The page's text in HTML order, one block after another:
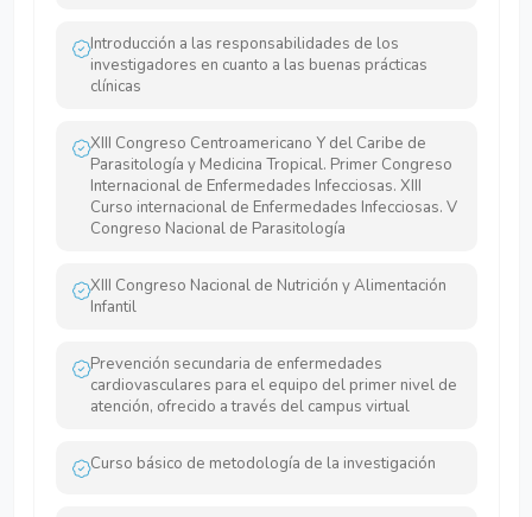
Introducción a las responsabilidades de los
investigadores en cuanto a las buenas prácticas
clínicas
XIII Congreso Centroamericano Y del Caribe de
Parasitología y Medicina Tropical. Primer Congreso
Internacional de Enfermedades Infecciosas. XIII
Curso internacional de Enfermedades Infecciosas. V
Congreso Nacional de Parasitología
XIII Congreso Nacional de Nutrición y Alimentación
Infantil
Prevención secundaria de enfermedades
cardiovasculares para el equipo del primer nivel de
atención, ofrecido a través del campus virtual
Curso básico de metodología de la investigación